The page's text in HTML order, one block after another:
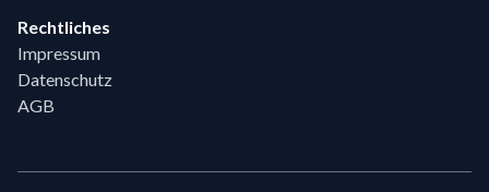
Rechtliches
Impressum
Datenschutz
AGB